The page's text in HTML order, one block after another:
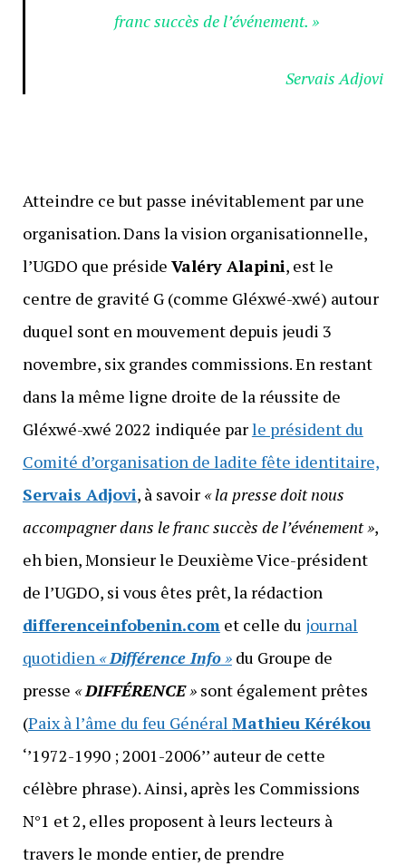
franc succès de l’événement. »
Servais Adjovi
Atteindre ce but passe inévitablement par une
organisation. Dans la vision organisationnelle,
l’UGDO que préside Valéry Alapini, est le
centre de gravité G (comme Gléxwé-xwé) autour
duquel sont en mouvement depuis jeudi 3
novembre, six grandes commissions. En restant
dans la même ligne droite de la réussite de
Gléxwé-xwé 2022 indiquée parle président du
Comité d’organisation de ladite fête identitaire,
Servais Adjovi, à savoir « la presse doit nous
accompagner dans le franc succès de l’événement »,
eh bien, Monsieur le Deuxième Vice-président
de l’UGDO, si vous êtes prêt, la rédaction
differenceinfobenin.com et celle du journal
quotidien «Différence Info»du Groupe de
presse «DIFFÉRENCE»sont également prêtes
(Paix à l’âme du feu Général Mathieu Kérékou
‘’1972-1990 ; 2001-2006’’ auteur de cette
célèbre phrase). Ainsi, après les Commissions
N°1 et 2, elles proposent à leurs lecteurs à
travers le monde entier, de prendre